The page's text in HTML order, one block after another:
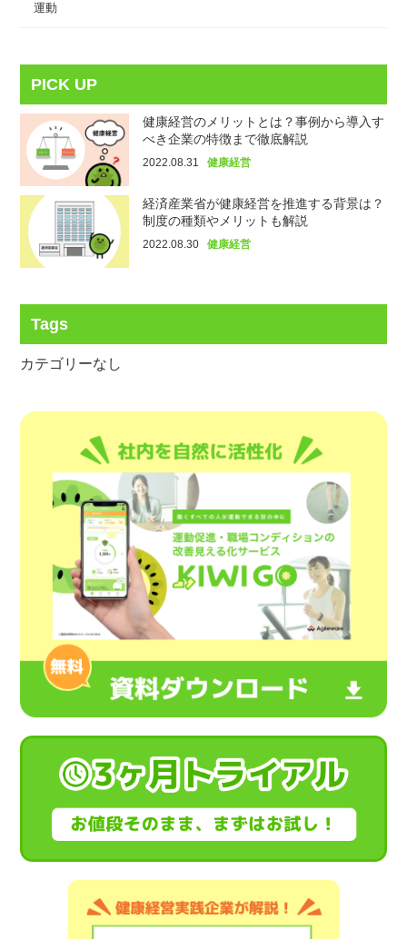
運動
PICK UP
健康経営のメリットとは？事例から導入す
べき企業の特徴まで徹底解説
2022.08.31 健康経営
経済産業省が健康経営を推進する背景は？
制度の種類やメリットも解説
2022.08.30 健康経営
Tags
カテゴリーなし